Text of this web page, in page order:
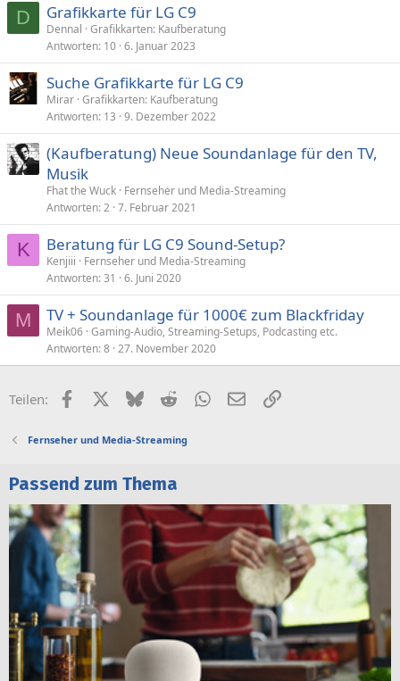
D Grafikkarte für LG C9
Dennal Grafikkarten: Kaufberatung
Antworten 10 6. Januar 2023
Suche Grafikkarte für LG C9
Mirar Grafikkarten: Kaufberatung
Antworten 13 9. Dezember 2022
(Kaufberatung) Neue Soundanlage für den TV,
Musik
Fhat the Wuck Fernseher und Media-Streaming
Antworten 2 7. Februar 2021
K Beratung für LG C9 Sound-Setup?
Kenjiii
Fernseher und Media-Streaming
Antworten 31 6. Juni 2020
M TV + Soundanlage für 1000€ zum Blackfriday
Meik06 Gaming-Audio, Streaming-Setups, Podcasting etc.
Antworten 8 27. November 2020
Teilen: FacebookX (Twitter)
BlueskyRedditWhatsApp
E-MailLink
Fernseher und Media-Streaming
Passend zum Thema